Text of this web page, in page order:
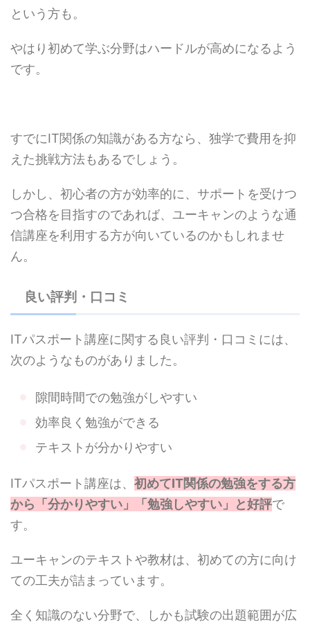
という方も。
やはり初めて学ぶ分野はハードルが高めになるよう
です。
すでにIT関係の知識がある方なら、独学で費用を抑
えた挑戦方法もあるでしょう。
しかし、初心者の方が効率的に、サポートを受けつ
つ合格を目指すのであれば、ユーキャンのような通
信講座を利用する方が向いているのかもしれませ
ん。
良い評判・口コミ
ITパスポート講座に関する良い評判・口コミには、
次のようなものがありました。
隙間時間での勉強がしやすい
効率良く勉強ができる
テキストが分かりやすい
ITパスポート講座は、 初めてIT関係の勉強をする方
から「分かりやすい」「勉強しやすい」と好評で
す。
ユーキャンのテキストや教材は、初めての方に向け
ての工夫が詰まっています。
全く知識のない分野で、しかも試験の出題範囲が広